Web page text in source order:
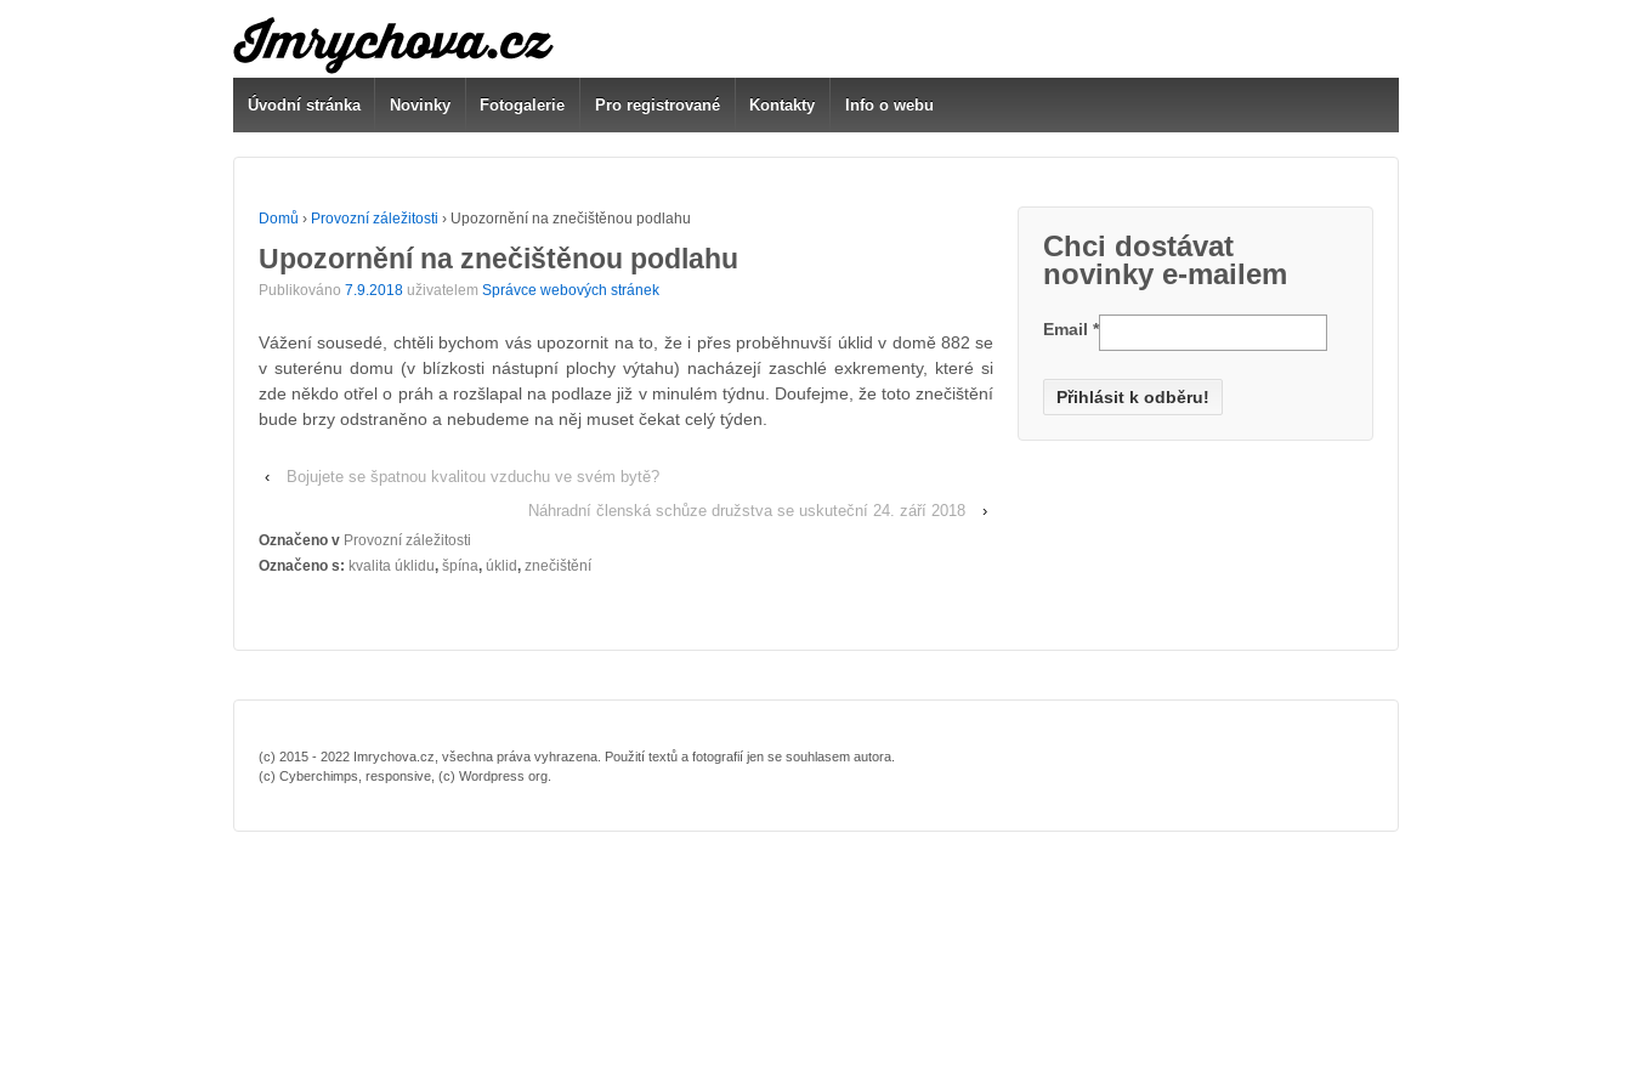
Úvodní stránka Novinky Fotogalerie Pro registrované Kontakty Info o webu
Domů › Provozní záležitosti › Upozornění na znečištěnou podlahu
Upozornění na znečištěnou podlahu
Publikováno 7.9.2018 uživatelem Správce webových stránek
Vážení sousedé, chtěli bychom vás upozornit na to, že i přes proběhnuvší úklid v domě 882 se
v suterénu domu (v blízkosti nástupní plochy výtahu) nacházejí zaschlé exkrementy, které si
zde někdo otřel o práh a rozšlapal na podlaze již v minulém týdnu. Doufejme, že toto znečištění
bude brzy odstraněno a nebudeme na něj muset čekat celý týden.
‹
Bojujete se špatnou kvalitou vzduchu ve svém bytě?
Náhradní členská schůze družstva se uskuteční 24. září 2018
›
Označeno v Provozní záležitosti
Označeno s: kvalita úklidu, špína, úklid, znečištění
Chci dostávat
novinky e-mailem
Email*
(c) 2015 - 2022 Imrychova.cz, všechna práva vyhrazena. Použití textů a fotografií jen se souhlasem autora.
(c) Cyberchimps, responsive, (c) Wordpress org.